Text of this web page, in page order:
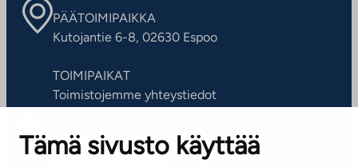
Tämä sivusto käyttää
PÄÄTOIMIPAIKKA
Kutojantie 6-8, 02630 Espoo
TOIMIPAIKAT
Toimistojemme yhteystiedot
ASIAKASPALVELUKESKUS
Puh. 045 7734 3777